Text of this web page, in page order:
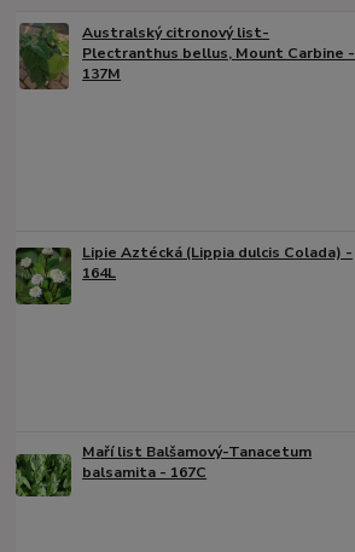
Australský citronový list-
Plectranthus bellus, Mount Carbine -
137M
Lipie Aztécká (Lippia dulcis Colada) -
164L
Maří list Balšamový-Tanacetum
balsamita - 167C